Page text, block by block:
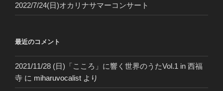
2022/7/24(日)オカリナサマーコンサート
最近のコメント
2021/11/28 (日)「こころ」に響く世界のうたVol.1 in 西福
寺 に miharuvocalist より